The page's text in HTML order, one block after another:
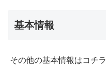
基本情報
その他の基本情報はコチラ